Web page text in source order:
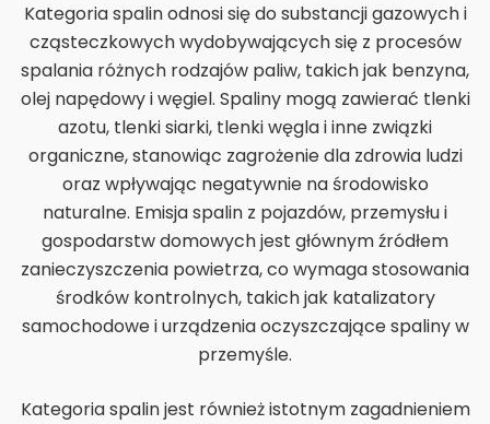
Kategoria spalin odnosi się do substancji gazowych i
cząsteczkowych wydobywających się z procesów
spalania różnych rodzajów paliw, takich jak benzyna,
olej napędowy i węgiel. Spaliny mogą zawierać tlenki
azotu, tlenki siarki, tlenki węgla i inne związki
organiczne, stanowiąc zagrożenie dla zdrowia ludzi
oraz wpływając negatywnie na środowisko
naturalne. Emisja spalin z pojazdów, przemysłu i
gospodarstw domowych jest głównym źródłem
zanieczyszczenia powietrza, co wymaga stosowania
środków kontrolnych, takich jak katalizatory
samochodowe i urządzenia oczyszczające spaliny w
przemyśle.
Kategoria spalin jest również istotnym zagadnieniem